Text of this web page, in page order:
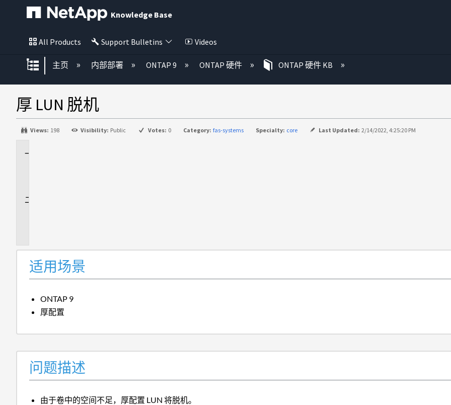
Knowledge Base
All Products Support Bulletins Videos
扩展/隐缩全局层次
主页 内部部署 ONTAP 9 ONTAP 硬件 ONTAP 硬件 KB
厚 LUN 脱机
Views: 198 Visibility: Public Votes: 0 Category: fas-systems Specialty: core Last Updated: 2/14/2022, 4:25:20 PM
适用场景
ONTAP 9
厚配置
问题描述
由于卷中的空间不足，厚配置 LUN 将脱机。